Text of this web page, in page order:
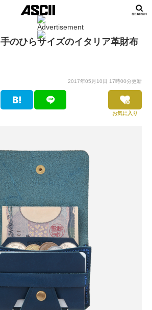
のひらサイズのイタリア革財布
2017年05月10日 17時00分更新
お気に入り